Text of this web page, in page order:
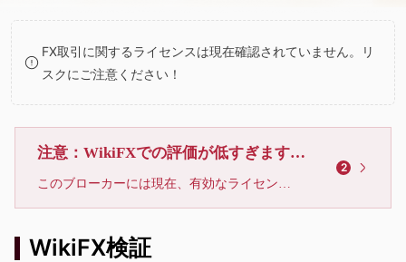
5
6
7
8
9
FX取引に関するライセンスは現在確認されていません。リ
スクにご注意ください！
注意：WikiFXでの評価が低すぎます、利用しないでください
このブローカーには現在、有効なライセンスが確認されていません。リスクにご注意下さい！
2
WikiFX検証